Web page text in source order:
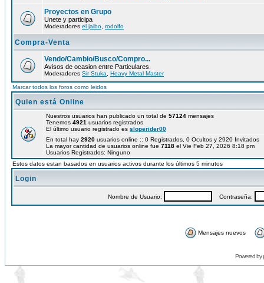
Proyectos en Grupo
Unete y participa
Moderadores el jaibo rodolfo
Compra-Venta
Vendo/Cambio/Busco/Compro...
Avisos de ocasion entre Particulares.
Moderadores Sir Stuka Heavy Metal Master
Marcar todos los foros como leidos
Quien está Online
Nuestros usuarios han publicado un total de 57124 mensajes
Tenemos 4921 usuarios registrados
El último usuario registrado es sloperider00
En total hay 2920 usuarios online :: 0 Registrados, 0 Ocultos y 2920
La mayor cantidad de usuarios online fue 7118 el Vie Feb 27, 2026 8:18 pm
Usuarios Registrados: Ninguno
Estos datos estan basados en usuarios activos durante los últimos 5 minutos
Login
Nombre de Usuario: Contraseña:
Mensajes nuevos
Powered by